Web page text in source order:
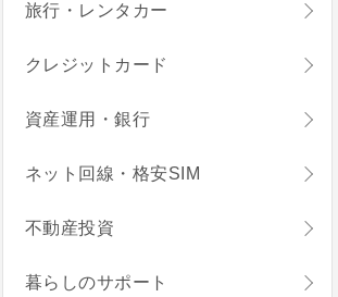
旅行・レンタカー
クレジットカード
資産運用・銀行
ネット回線・格安SIM
不動産投資
暮らしのサポート